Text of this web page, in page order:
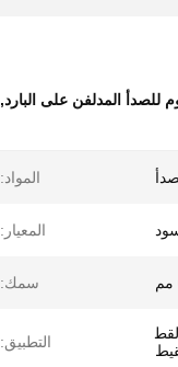
,
المواد:
المعيار:
سمك:
التطبيق: